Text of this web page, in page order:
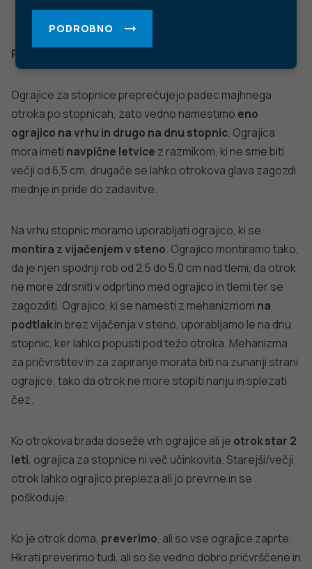
Izjava o dostopnosti
Slovenščina
Ta spletna stran uporablja piškotke. Obvezni piškotki in
piškotki, ki ne obdelujejo osebnih podatkov, so že nameščeni.
Z vašim soglasjem pa vam bomo naložili tudi piškotke za
izboljšanje vaše uporabniške izkušnje. Več informacij o
piškotkih si lahko preberite na straniPiškotki , kjer lahko tudi
urejate nastavitve.
Spremeni nastavitve